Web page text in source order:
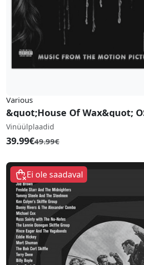
Various
Vinüülplaadid
39.99€49.99€
Ei ole saadaval